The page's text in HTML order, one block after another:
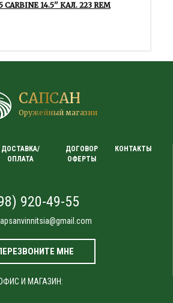
14.5'' КАЛ. 223 REM
САПСАН
Оружейный магазин
ДОСТАВКА/
ОПЛАТА
ДОГОВОР
ОФЕРТЫ
КОНТАКТЫ
920-49-55
МНЕ
И МАГАЗИН: